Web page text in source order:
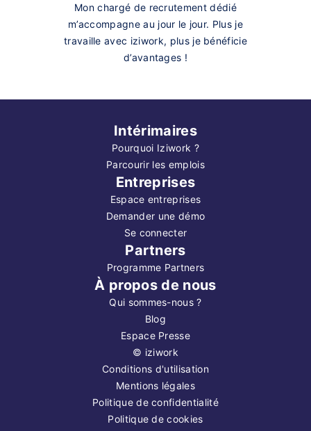
Mon chargé de recrutement dédié
m’accompagne au jour le jour. Plus je
travaille avec iziwork, plus je bénéficie
d’avantages !
Intérimaires
Pourquoi Iziwork ?
Parcourir les emplois
Entreprises
Espace entreprises
Demander une démo
Se connecter
Partners
Programme Partners
À propos de nous
Qui sommes-nous ?
Blog
Espace Presse
© iziwork
Conditions d'utilisation
Mentions légales
Politique de confidentialité
Politique de cookies